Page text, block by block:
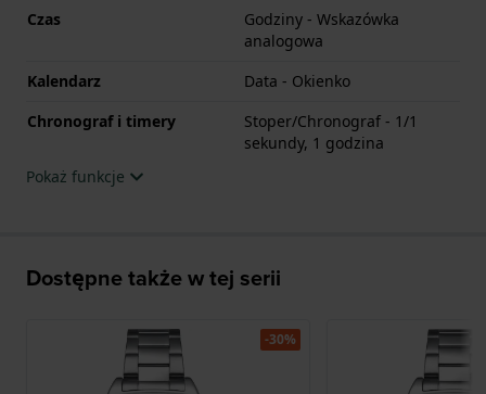
Czas
Godziny - Wskazówka
analogowa
Kalendarz
Data - Okienko
Chronograf i timery
Stoper/Chronograf - 1/1
sekundy, 1 godzina
Pokaż funkcje
Dostępne także w tej serii
-30%